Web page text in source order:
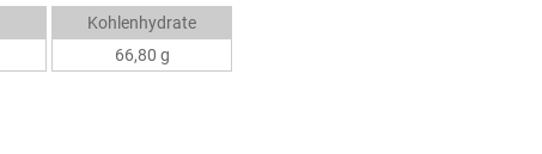
Kohlenhydrate
66,80 g